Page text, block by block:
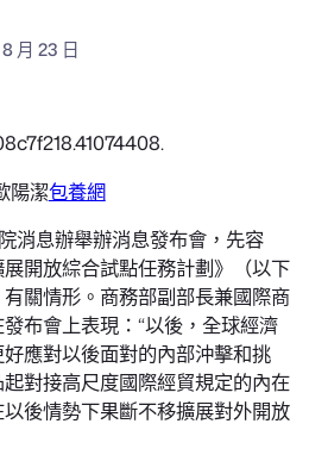
月 23 日
陽潔包養網
消息辦舉辦消息發布會，先容
展開放綜合試點任務計劃》（以下
關情形。商務部副部長兼國際商
布會上表現：“以後，全球經濟
應對以後面對的內部沖擊和挑
對接高尺度國際經貿規定的內在
後情勢下果斷不移擴展對外開放